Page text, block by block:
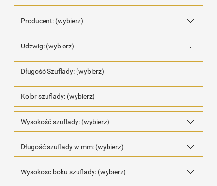
Producent: (wybierz)
Udźwig: (wybierz)
Długość Szuflady: (wybierz)
Kolor szuflady: (wybierz)
Wysokość szuflady: (wybierz)
Długość szuflady w mm: (wybierz)
Wysokość boku szuflady: (wybierz)